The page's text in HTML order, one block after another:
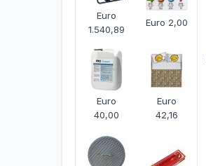
Euro
1.540,89
Euro 2,00
Euro
40,00
Euro
42,16